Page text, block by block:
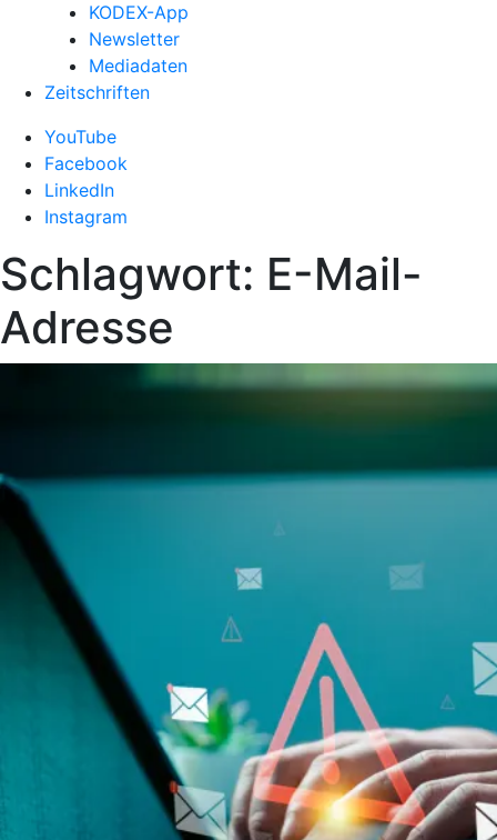
KODEX-App
Newsletter
Mediadaten
Zeitschriften
YouTube
Facebook
LinkedIn
Instagram
Schlagwort: E-Mail-
Adresse